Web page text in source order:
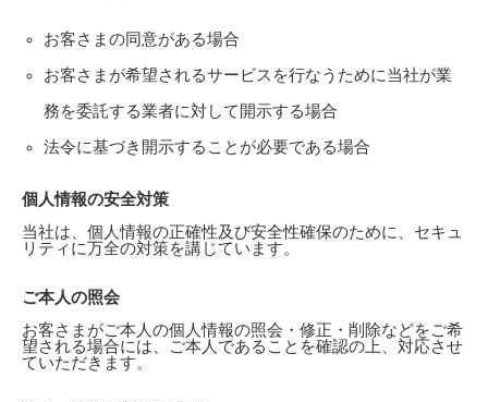
お客さまの同意がある場合
お客さまが希望されるサービスを行なうために当社が業
務を委託する業者に対して開示する場合
法令に基づき開示することが必要である場合
個人情報の安全対策
当社は、個人情報の正確性及び安全性確保のために、セキュ
リティに万全の対策を講じています。
ご本人の照会
お客さまがご本人の個人情報の照会・修正・削除などをご希
望される場合には、ご本人であることを確認の上、対応させ
ていただきます。